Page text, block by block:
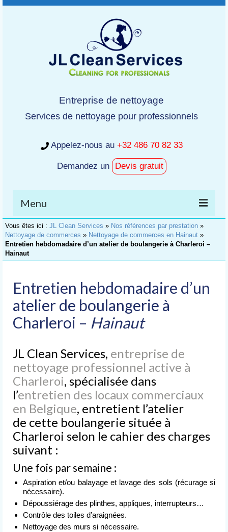
Entreprise de nettoyage
Services de nettoyage pour professionnels
Appelez-nous au +32 486 70 82 33
Demandez un Devis gratuit
Menu
Accueil
Nettoyage
de Bureaux
Nettoyage
d’Immeubles
Nettoyage
de Commerces
de Vitres
Nettoyages
spéciaux
Nettoyage après chantier
Nettoyage après sinistre
Nettoyage après déménagement
Nettoyage après événement
L’entreprise
de nettoyage
Devis
gratuit
Vous êtes ici : JL Clean Services » Nos références par prestation »
Nettoyage de commerces » Nettoyage de commerces en Hainaut »
Entretien hebdomadaire d’un atelier de boulangerie à Charleroi –
Hainaut
Entretien hebdomadaire d’un
atelier de boulangerie à
Charleroi – Hainaut
JL Clean Services, entreprise de
nettoyage professionnel active à
Charleroi, spécialisée dans
l’entretien des locaux commerciaux
en Belgique, entretient l’atelier
de cette boulangerie située à
Charleroi selon le cahier des charges
suivant :
Une fois par semaine :
Aspiration et/ou balayage et lavage des sols (récurage si
nécessaire).
Dépoussiérage des plinthes, appliques, interrupteurs…
Contrôle des toiles d’araignées.
Nettoyage des murs si nécessaire.